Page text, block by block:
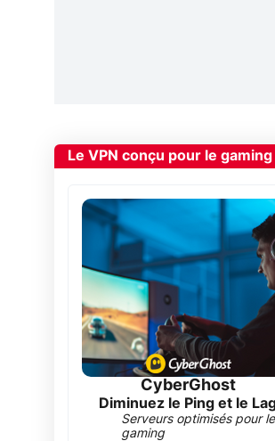
Le VPN conçu pour le gaming
CyberGhost
Diminuez le Ping et le
Serveurs optimisés pour le
gaming